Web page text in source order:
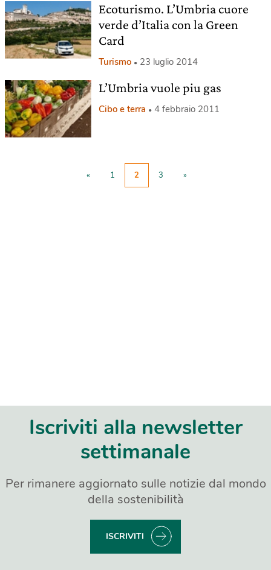
Ecoturismo. L’Umbria cuore
verde d’Italia con la Green
Card
Turismo 23 luglio 2014
L’Umbria vuole piu gas
Cibo e terra 4 febbraio 2011
« 1 2 3 »
Iscriviti alla newsletter
settimanale
Per rimanere aggiornato sulle notizie dal mondo
della sostenibilità
ISCRIVITI